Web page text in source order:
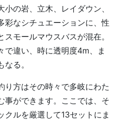
の岩、立木、レイダウン、
彩なシチュエーションに、性
モールマウスバスが混在。
で違い、時に透明度4m、ま
る。
り方はその時々で多岐にわた
事ができます。ここでは、そ
クルを厳選して13セットにま